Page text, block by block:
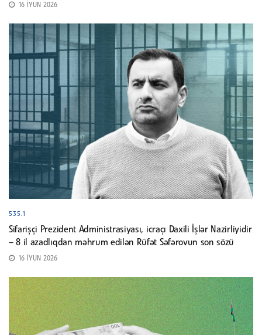
16 İYUN 2026
535.1
Sifarişçi Prezident Administrasiyası, icraçı Daxili İşlər Nazirliyidir
– 8 il azadlıqdan məhrum edilən Rüfət Səfərovun son sözü
16 İYUN 2026